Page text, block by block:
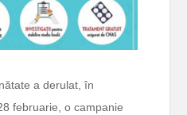
a derulat, în
februarie, o campanie